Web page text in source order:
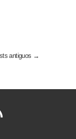
antiguos →